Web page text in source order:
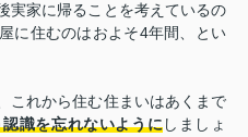
実家に帰ることを考えているの
に住むのはおよそ4年間、とい
これから住む住まいはあくまで
識を忘れないようにしましょ